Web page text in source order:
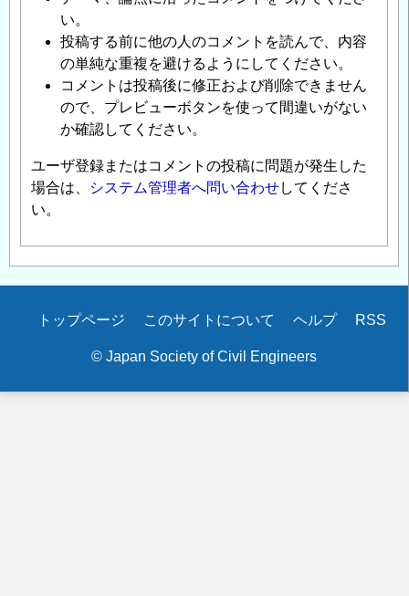
い。
投稿する前に他の人のコメントを読んで、内容
の単純な重複を避けるようにしてください。
コメントは投稿後に修正および削除できません
ので、プレビューボタンを使って間違いがない
か確認してください。
ユーザ登録またはコメントの投稿に問題が発生した
場合は、
システム管理者へ問い合わせしてくださ
い。
Secondary
トップページ このサイトについて ヘルプ RSS
© Japan Society of Civil Engineers